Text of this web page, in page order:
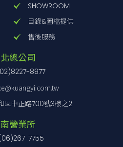
SHOWROOM
目錄&圖檔提供
售後服務
總公司
8977
區中正路700號3樓之2
營業所
7755